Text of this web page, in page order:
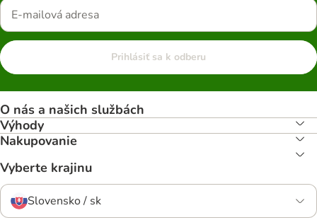
Prihlásiť sa k odberu
O nás a našich službách
Výhody
Nakupovanie
Vyberte krajinu
Slovensko / sk